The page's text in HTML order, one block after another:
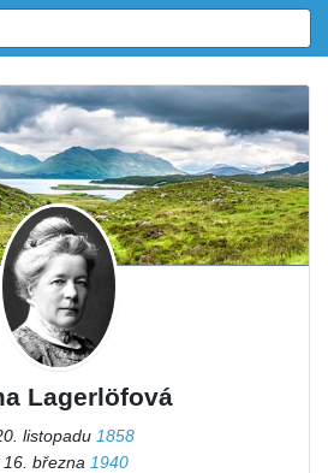
Lagerlöfová
listopadu 1858
16. března 1940